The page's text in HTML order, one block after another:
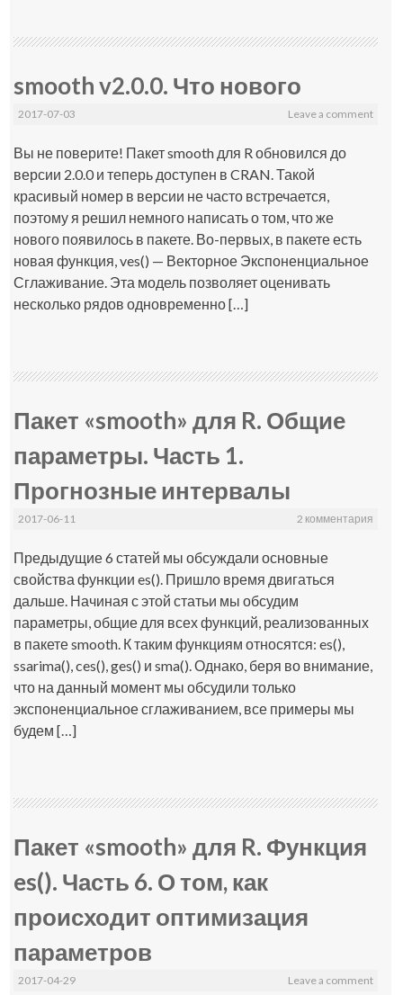
smooth v2.0.0. Что нового
2017-07-03 Leave a comment
Вы не поверите! Пакет smooth для R обновился до
версии 2.0.0 и теперь доступен в CRAN. Такой
красивый номер в версии не часто встречается,
поэтому я решил немного написать о том, что же
нового появилось в пакете. Во-первых, в пакете есть
новая функция, ves() — Векторное Экспоненциальное
Сглаживание. Эта модель позволяет оценивать
несколько рядов одновременно […]
Пакет «smooth» для R. Общие
параметры. Часть 1.
Прогнозные интервалы
2017-06-11 2 комментария
Предыдущие 6 статей мы обсуждали основные
свойства функции es(). Пришло время двигаться
дальше. Начиная с этой статьи мы обсудим
параметры, общие для всех функций, реализованных
в пакете smooth. К таким функциям относятся: es(),
ssarima(), ces(), ges() и sma(). Однако, беря во внимание,
что на данный момент мы обсудили только
экспоненциальное сглаживанием, все примеры мы
будем […]
Пакет «smooth» для R. Функция
es(). Часть 6. О том, как
происходит оптимизация
параметров
2017-04-29 Leave a comment